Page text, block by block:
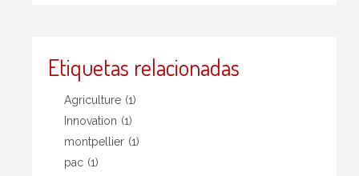
Etiquetas relacionadas
Agriculture (1)
Innovation (1)
montpellier (1)
pac (1)